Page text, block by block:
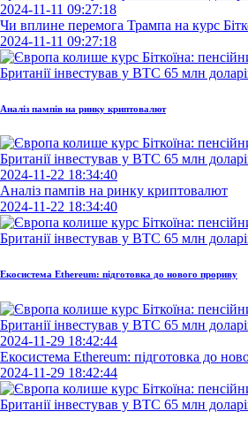
2024-11-11 09:27:18
Чи вплине перемога Трампа на курс
2024-11-11 09:27:18
Аналіз пампів на ринку криптовалют
2024-11-22 18:34:40
Аналіз пампів на ринку криптовалют
2024-11-22 18:34:40
Екосистема Ethereum: підготовка до нового прориву
2024-11-29 18:42:44
Екосистема Ethereum: підготовка до
2024-11-29 18:42:44